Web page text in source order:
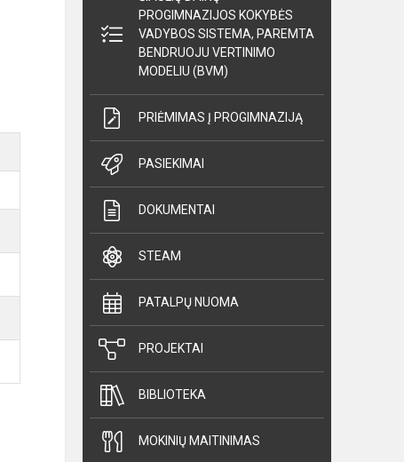
PROGIMNAZIJOS KOKYBĖS
VADYBOS SISTEMA, PAREMTA
BENDRUOJU VERTINIMO
MODELIU (BVM)
PRIĖMIMAS Į PROGIMNAZIJĄ
PASIEKIMAI
DOKUMENTAI
STEAM
PATALPŲ NUOMA
PROJEKTAI
BIBLIOTEKA
MOKINIŲ MAITINIMAS